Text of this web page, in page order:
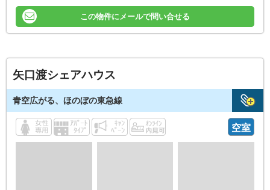
この物件にメールで問い合せる
矢口渡シェアハウス
青空広がる、ほのぼの東急線
空室